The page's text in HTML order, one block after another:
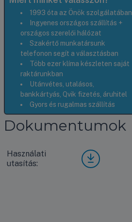
1993 óta az Önök szolgálatában
Ingyenes országos szállítás +
országos szerelői hálózat
Szakértő munkatársunk
telefonon segít a választásban
Több ezer klíma készleten saját
raktárunkban
Utánvétes, utalásos,
bankkártyás, Qvik fizetés, áruhitel
Gyors és rugalmas szállítás
Dokumentumok
Használati
utasítás:
LG
MT0